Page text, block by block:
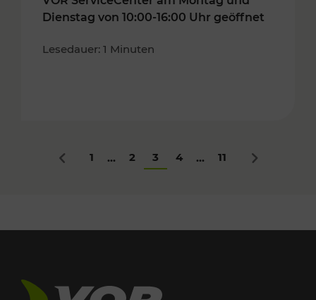
Dienstag von 10:00-16:00 Uhr geöffnet
Lesedauer: 1 Minuten
Zurück
1 ... 2 3 4 ... 11 Nächstes